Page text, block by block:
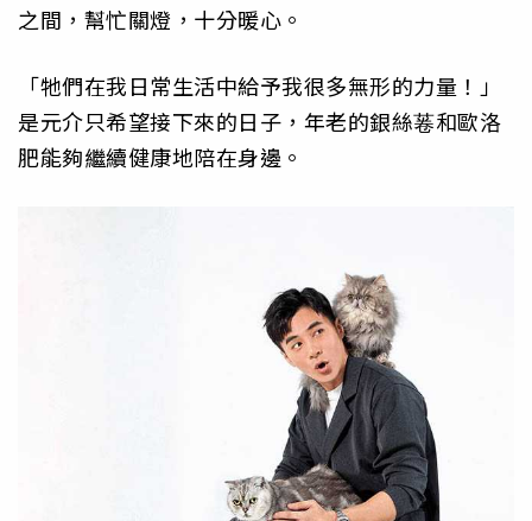
之間，幫忙關燈，十分暖心。
「牠們在我日常生活中給予我很多無形的力量！」
是元介只希望接下來的日子，年老的銀絲菤和歐洛
肥能夠繼續健康地陪在身邊。